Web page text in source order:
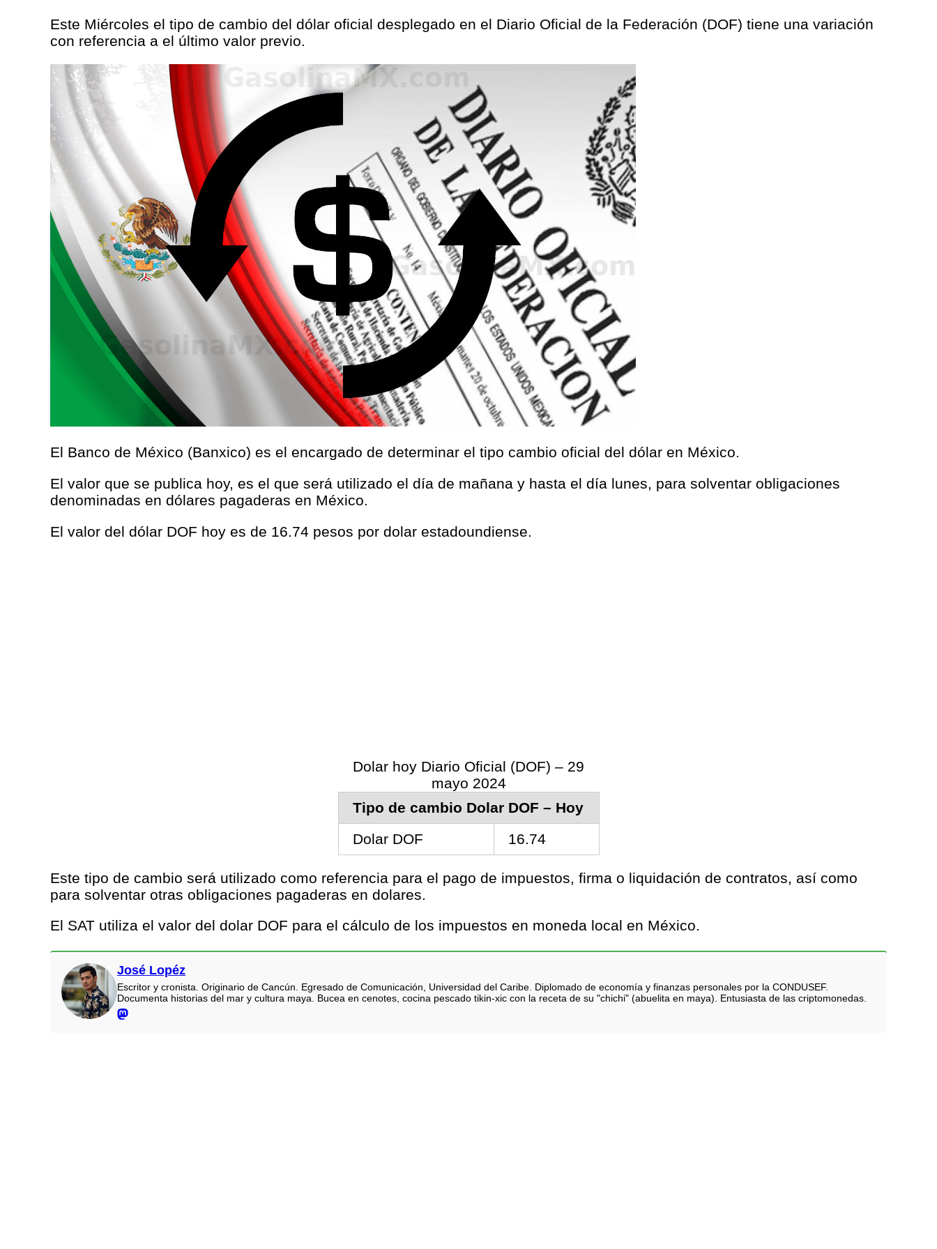
Este Miércoles el tipo de cambio del dólar oficial desplegado en el Diario Oficial de la Federación (DOF) tiene una variación
con referencia a el último valor previo.
El Banco de México (Banxico) es el encargado de determinar el tipo cambio oficial del dólar en México.
El valor que se publica hoy, es el que será utilizado el día de mañana y hasta el día lunes, para solventar obligaciones
denominadas en dólares pagaderas en México.
El valor del dólar DOF hoy es de 16.74 pesos por dolar estadoundiense.
Dolar hoy Diario Oficial (DOF) – 29
mayo 2024
Tipo de cambio Dolar DOF – Hoy
Dolar DOF
16.74
Este tipo de cambio será utilizado como referencia para el pago de impuestos, firma o liquidación de contratos, así como
para solventar otras obligaciones pagaderas en dolares.
El SAT utiliza el valor del dolar DOF para el cálculo de los impuestos en moneda local en México.
José Lopéz
Escritor y cronista. Originario de Cancún. Egresado de Comunicación, Universidad del Caribe. Diplomado de economía y finanzas personales por la CONDUSEF.
Documenta historias del mar y cultura maya. Bucea en cenotes, cocina pescado tikin-xic con la receta de su "chichi" (abuelita en maya). Entusiasta de las criptomonedas.